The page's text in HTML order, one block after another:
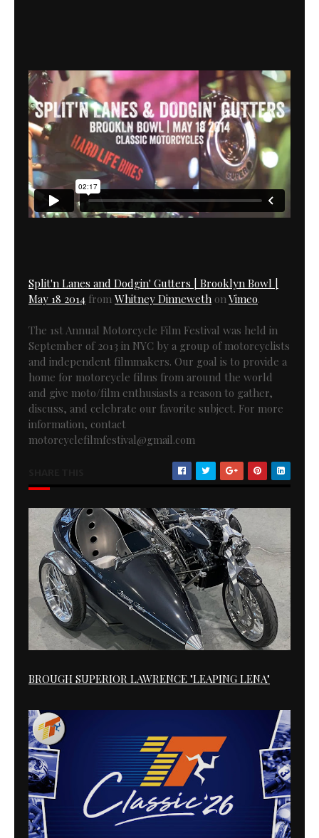
Split'n Lanes and Dodgin' Gutters | Brooklyn Bowl |
May 18 2014 from Whitney Dinneweth on Vimeo.
The 1st Annual Motorcycle Film Festival was held in
September of 2013 in NYC by a group of motorcyclists
and independent filmmakers. Our goal is to provide a
home for motorcycle films from around the world
and give moto/film enthusiasts a reason to gather,
discuss, and celebrate our favorite subject. For more
information, contact
motorcyclefilmfestival@gmail.com
BROUGH SUPERIOR LAWRENCE "LEAPING LENA"